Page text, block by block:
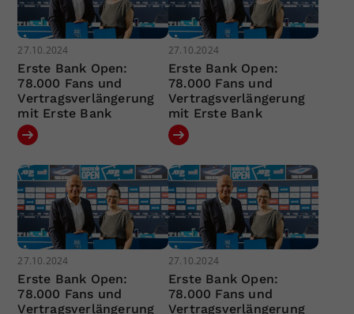
27.10.2024
Erste Bank Open:
78.000 Fans und
Vertragsverlängerung
mit Erste Bank
27.10.2024
Erste Bank Open:
78.000 Fans und
Vertragsverlängerung
mit Erste Bank
27.10.2024
Erste Bank Open:
78.000 Fans und
Vertragsverlängerung
27.10.2024
Erste Bank Open:
78.000 Fans und
Vertragsverlängerung